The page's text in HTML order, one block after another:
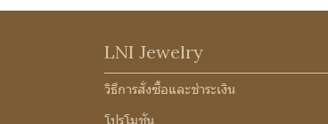
LNI Jewelry
วิธีการสั่งซื้อและชำระเงิน
โปรโมชั่น